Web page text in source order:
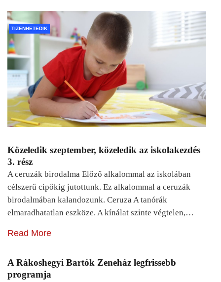
TIZENHETEDIK
Közeledik szeptember, közeledik az iskolakezdés
3. rész
A ceruzák birodalma Előző alkalommal az iskolában
célszerű cipőkig jutottunk. Ez alkalommal a ceruzák
birodalmában kalandozunk. Ceruza A tanórák
elmaradhatatlan eszköze. A kínálat szinte végtelen,…
Read More
A Rákoshegyi Bartók Zeneház legfrissebb
programja